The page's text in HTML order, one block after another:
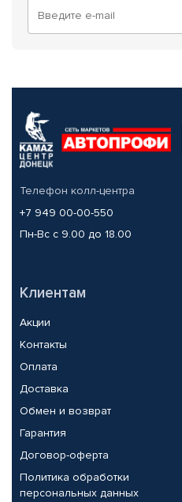
Телефон колл-центра
+7 949 00-00-550
Пн-Вс с 9.00 до 18.00
Клиентам
Акции
Контакты
Оплата
Доставка
Обмен и возврат
Гарантия
Договор-оферта
Политика обработки
персональных данных